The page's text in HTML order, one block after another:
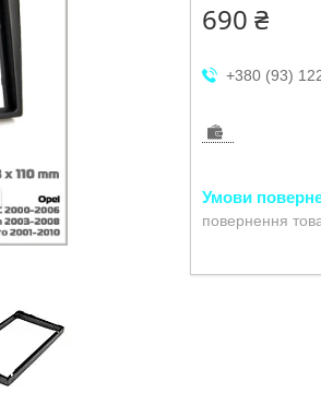
690 ₴
+380 (93)
повернення